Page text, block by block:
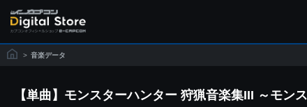
> 音楽データ
【単曲】モンスターハンター 狩猟音楽集III ～モ